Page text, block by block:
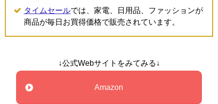
タイムセールでは、家電、日用品、ファッションが
商品が毎日お買得価格で販売されています。
↓公式Webサイトをみてみる↓
Amazon